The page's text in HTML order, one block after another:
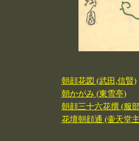
朝顔花図 (武田,信賢)
朝かがみ (東雪亭)
朝顔三十六花撰 (服
花壇朝顔通 (壷天堂